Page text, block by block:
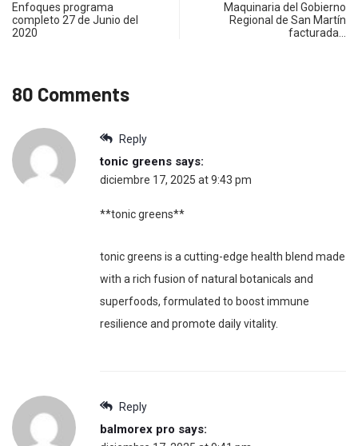
Enfoques programa
completo 27 de Junio del
2020
Maquinaria del Gobierno
Regional de San Martín
facturada…
80 Comments
Reply
tonic greens says:
diciembre 17, 2025 at 9:43 pm
**tonic greens**
tonic greens is a cutting-edge health blend made
with a rich fusion of natural botanicals and
superfoods, formulated to boost immune
resilience and promote daily vitality.
Reply
balmorex pro says: